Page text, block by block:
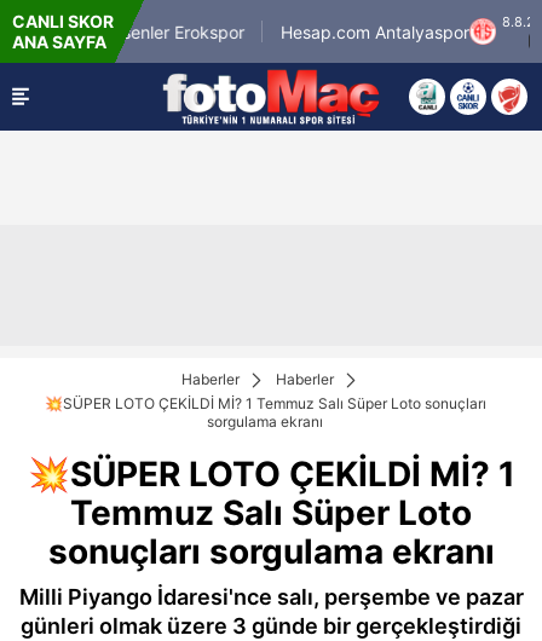
CANLI SKOR
ANA SAYFA
54'
0-0 Esenler Erokspor Hesap.com Antalyaspor
8.8.2026
Haberler
Haberler
💥SÜPER LOTO ÇEKİLDİ Mİ? 1 Temmuz Salı Süper Loto sonuçları
sorgulama ekranı
💥SÜPER LOTO ÇEKİLDİ Mİ? 1
Temmuz Salı Süper Loto
sonuçları sorgulama ekranı
Milli Piyango İdaresi'nce salı, perşembe ve pazar
günleri olmak üzere 3 günde bir gerçekleştirdiği